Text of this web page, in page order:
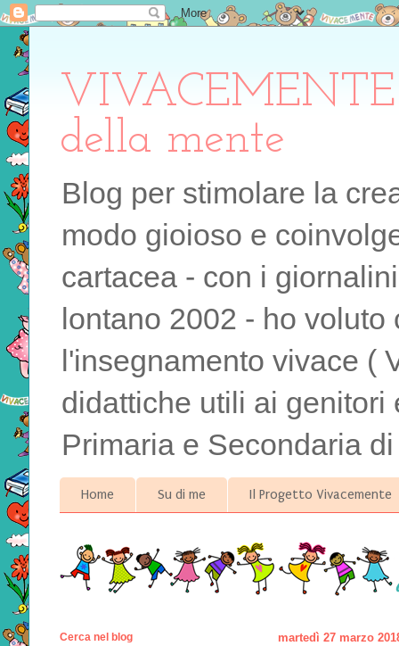
della mente
Blog per stimolare la
modo gioioso e
cartacea - con i
lontano 2002 - ho
l'insegnamento vivace (
didattiche utili ai
Primaria e Secondaria
Home Su di me Il Progetto Vivacemente
martedì 27 marzo
Cerca nel blog